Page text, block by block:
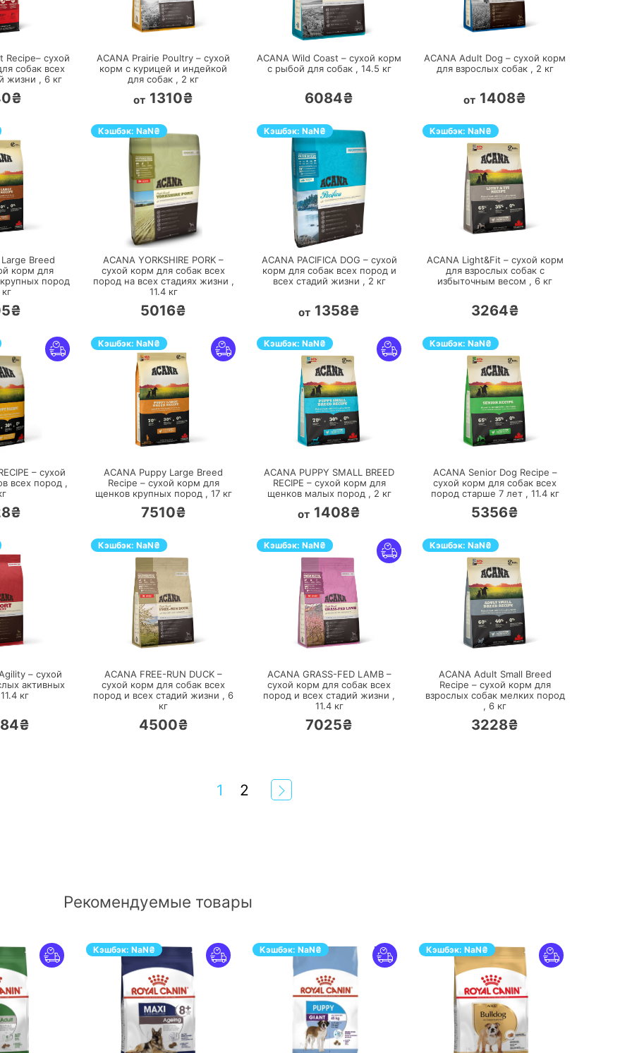
Recipe– сухой
собак всех
жизни , 6 кг
ПЕРЕЙТИ
ACANA Prairie Poultry – сухой
корм с курицей и индейкой
для собак , 2 кг
от 1310₴
ПЕРЕЙТИ
ACANA Wild Coast – сухой корм
с рыбой для собак , 14.5 кг
6084₴
ПЕРЕЙТИ
ACANA Adult Dog – сухой корм
для взрослых собак , 2 кг
от 1408₴
Breed
корм для
пород
Кэшбэк: NaN₴
ПЕРЕЙТИ
ACANA YORKSHIRE PORK –
сухой корм для собак всех
пород на всех стадиях жизни ,
11.4кг
5016₴
Кэшбэк: NaN₴
ПЕРЕЙТИ
ACANA PACIFICA DOG – сухой
корм для собак всех пород и
всех стадий жизни , 2 кг
от 1358₴
Кэшбэк: NaN₴
ПЕРЕЙТИ
ACANA Light&Fit – сухой корм
для взрослых собак с
избыточным весом , 6 кг
3264₴
– сухой
всех пород ,
Кэшбэк: NaN₴
ПЕРЕЙТИ
ACANA Puppy Large Breed
Recipe – сухой корм для
щенков крупных пород , 17кг
7510₴
Кэшбэк: NaN₴
ПЕРЕЙТИ
ACANA PUPPY SMALL BREED
RECIPE – сухой корм для
щенков малых пород , 2 кг
от 1408₴
Кэшбэк: NaN₴
ПЕРЕЙТИ
ACANA Senior Dog Recipe –
сухой корм для собак всех
пород старше 7 лет , 11.4кг
5356₴
– сухой
активных
11.4 кг
Кэшбэк: NaN₴
ПЕРЕЙТИ
ACANA FREE-RUN DUCK –
сухой корм для собак всех
пород и всех стадий жизни , 6
кг
4500₴
Кэшбэк: NaN₴
ПЕРЕЙТИ
ACANA GRASS-FED LAMB –
сухой корм для собак всех
пород и всех стадий жизни ,
11.4кг
7025₴
Кэшбэк: NaN₴
ПЕРЕЙТИ
ACANA Adult Small Breed
Recipe – сухой корм для
взрослых собак мелких пород
, 6 кг
3228₴
1 2
Рекомендуемые товары
Кэшбэк: NaN₴
ПЕРЕЙТИ
Кэшбэк: NaN₴
ПЕРЕЙТИ
Кэшбэк: NaN₴
ПЕРЕЙТИ